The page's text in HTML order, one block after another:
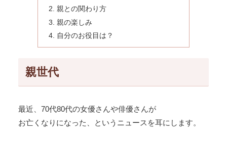
親との関わり方
親の楽しみ
自分のお役目は？
親世代
最近、70代80代の女優さんや俳優さんが
お亡くなりになった、というニュースを耳にします。